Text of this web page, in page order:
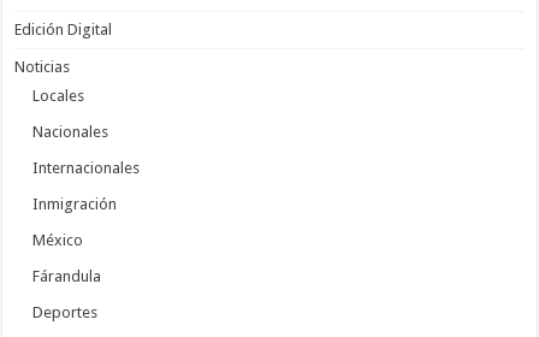
Edición Digital
Noticias
Locales
Nacionales
Internacionales
Inmigración
México
Fárandula
Deportes